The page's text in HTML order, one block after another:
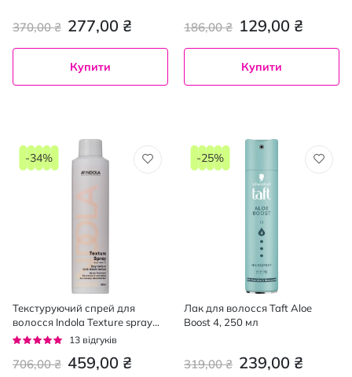
277,00 ₴
370,00 ₴
Купити
129,00 ₴
186,00 ₴
Купити
Текстуруючий спрей для
волосся Indola Texture spray
300 мл
Рейтинг:
13 відгуків
459,00 ₴
706,00 ₴
-34%
Лак для волосся Taft Aloe
Boost 4, 250 мл
239,00 ₴
319,00 ₴
-25%